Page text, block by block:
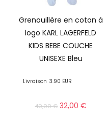
Grenouillère en coton à
logo KARL LAGERFELD
KIDS BEBE COUCHE
UNISEXE Bleu
Livraison 3.90 EUR
49,00€ 32,00€